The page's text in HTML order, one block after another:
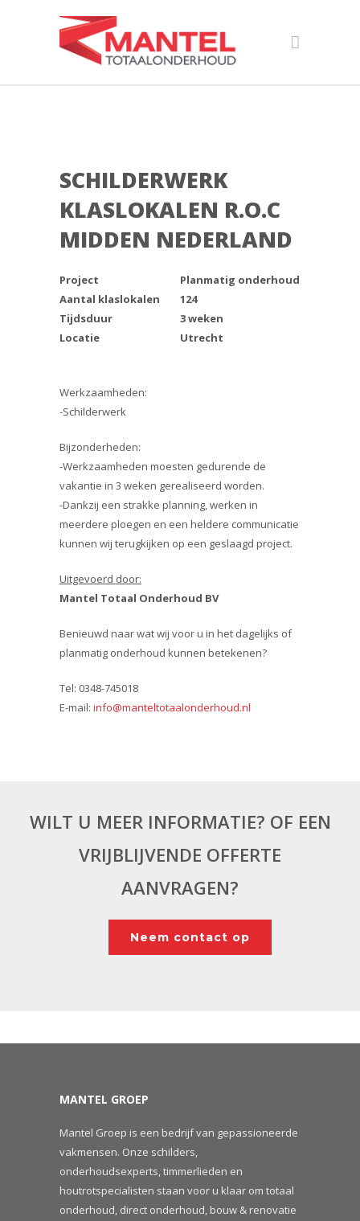
SCHILDERWERK
KLASLOKALEN R.O.C
MIDDEN NEDERLAND
Project
Planmatig onderhoud
Aantal klaslokalen
124
Tijdsduur
3 weken
Locatie
Utrecht
Werkzaamheden:
-Schilderwerk
Bijzonderheden:
-Werkzaamheden moesten gedurende de
vakantie in 3 weken gerealiseerd worden.
-Dankzij een strakke planning, werken in
meerdere ploegen en een heldere communicatie
kunnen wij terugkijken op een geslaagd project.
Uitgevoerd door:
Mantel Totaal Onderhoud BV
Benieuwd naar wat wij voor u in het dagelijks of
planmatig onderhoud kunnen betekenen?
Tel: 0348-745018
E-mail: info@manteltotaalonderhoud.nl
WILT U MEER INFORMATIE? OF EEN
VRIJBLIJVENDE OFFERTE
AANVRAGEN?
Neem contact op
MANTEL GROEP
Mantel Groep is een bedrijf van gepassioneerde
vakmensen. Onze schilders,
onderhoudsexperts, timmerlieden en
houtrotspecialisten staan voor u klaar om totaal
onderhoud, direct onderhoud, bouw & renovatie